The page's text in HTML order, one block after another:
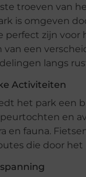
troeven van
is omgeven
perfect zijn
een
langs
Activiteiten
het park een
en
en fauna.
die door